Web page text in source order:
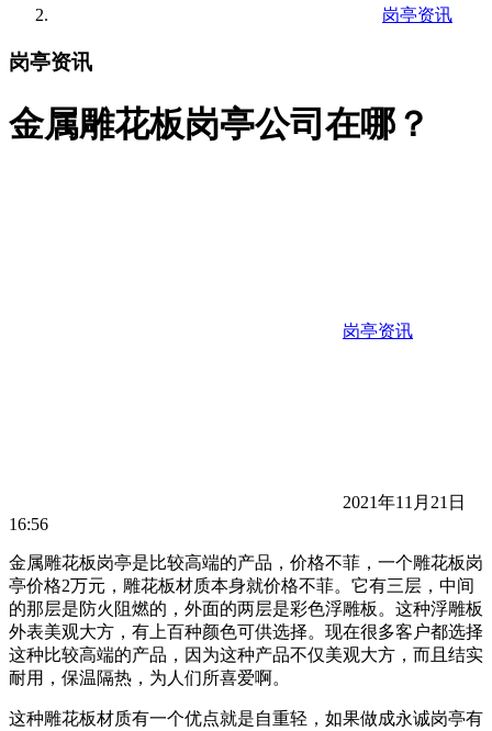
岗亭资讯
岗亭资讯
金属雕花板岗亭公司在哪？
岗亭资讯
2021年11月21日
16:56
金属雕花板岗亭是比较高端的产品，价格不菲，一个雕花板岗
亭价格2万元，雕花板材质本身就价格不菲。它有三层，中间
的那层是防火阻燃的，外面的两层是彩色浮雕板。这种浮雕板
外表美观大方，有上百种颜色可供选择。现在很多客户都选择
这种比较高端的产品，因为这种产品不仅美观大方，而且结实
耐用，保温隔热，为人们所喜爱啊。
这种雕花板材质有一个优点就是自重轻，如果做成永诚岗亭有